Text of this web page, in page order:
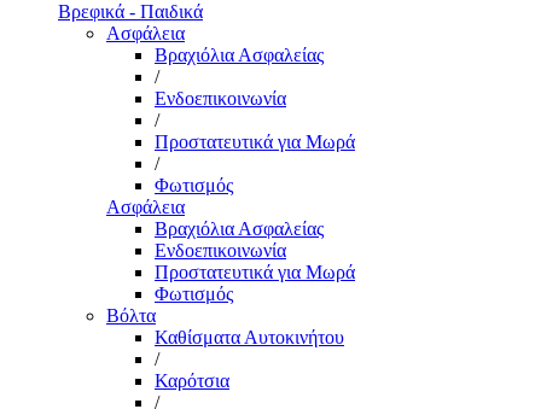
Βρεφικά - Παιδικά
Ασφάλεια
Βραχιόλια Ασφαλείας
/
Ενδοεπικοινωνία
/
Προστατευτικά για Μωρά
/
Φωτισμός
Ασφάλεια
Βραχιόλια Ασφαλείας
Ενδοεπικοινωνία
Προστατευτικά για Μωρά
Φωτισμός
Βόλτα
Καθίσματα Αυτοκινήτου
/
Καρότσια
/